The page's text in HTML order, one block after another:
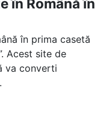
în Română în
în prima casetă
Acest site de
va converti